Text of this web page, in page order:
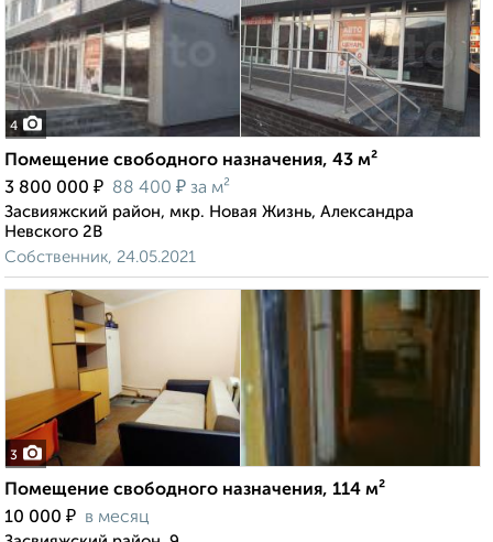
4
Помещение свободного назначения, 43 м²
3 800 000 ₽ 88 400 ₽ за м²
Засвияжский район, мкр. Новая Жизнь, Александра
Невского 2В
Собственник, 24.05.2021
3
Помещение свободного назначения, 114 м²
10 000 ₽ в месяц